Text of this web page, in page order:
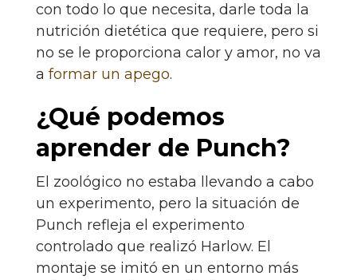
con todo lo que necesita, darle toda la
nutrición dietética que requiere, pero si
no se le proporciona calor y amor, no va
a formar un apego.
¿Qué podemos
aprender de Punch?
El zoológico no estaba llevando a cabo
un experimento, pero la situación de
Punch refleja el experimento
controlado que realizó Harlow. El
montaje se imitó en un entorno más